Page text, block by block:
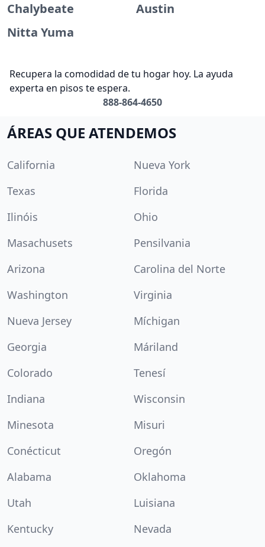
Chalybeate
Austin
Nitta Yuma
Recupera la comodidad de tu hogar hoy. La ayuda
experta en pisos te espera.
888-864-4650
ÁREAS QUE ATENDEMOS
California
Nueva York
Texas
Florida
Ilinóis
Ohio
Masachusets
Pensilvania
Arizona
Carolina del Norte
Washington
Virginia
Nueva Jersey
Míchigan
Georgia
Máriland
Colorado
Tenesí
Indiana
Wisconsin
Minesota
Misuri
Conécticut
Oregón
Alabama
Oklahoma
Utah
Luisiana
Kentucky
Nevada